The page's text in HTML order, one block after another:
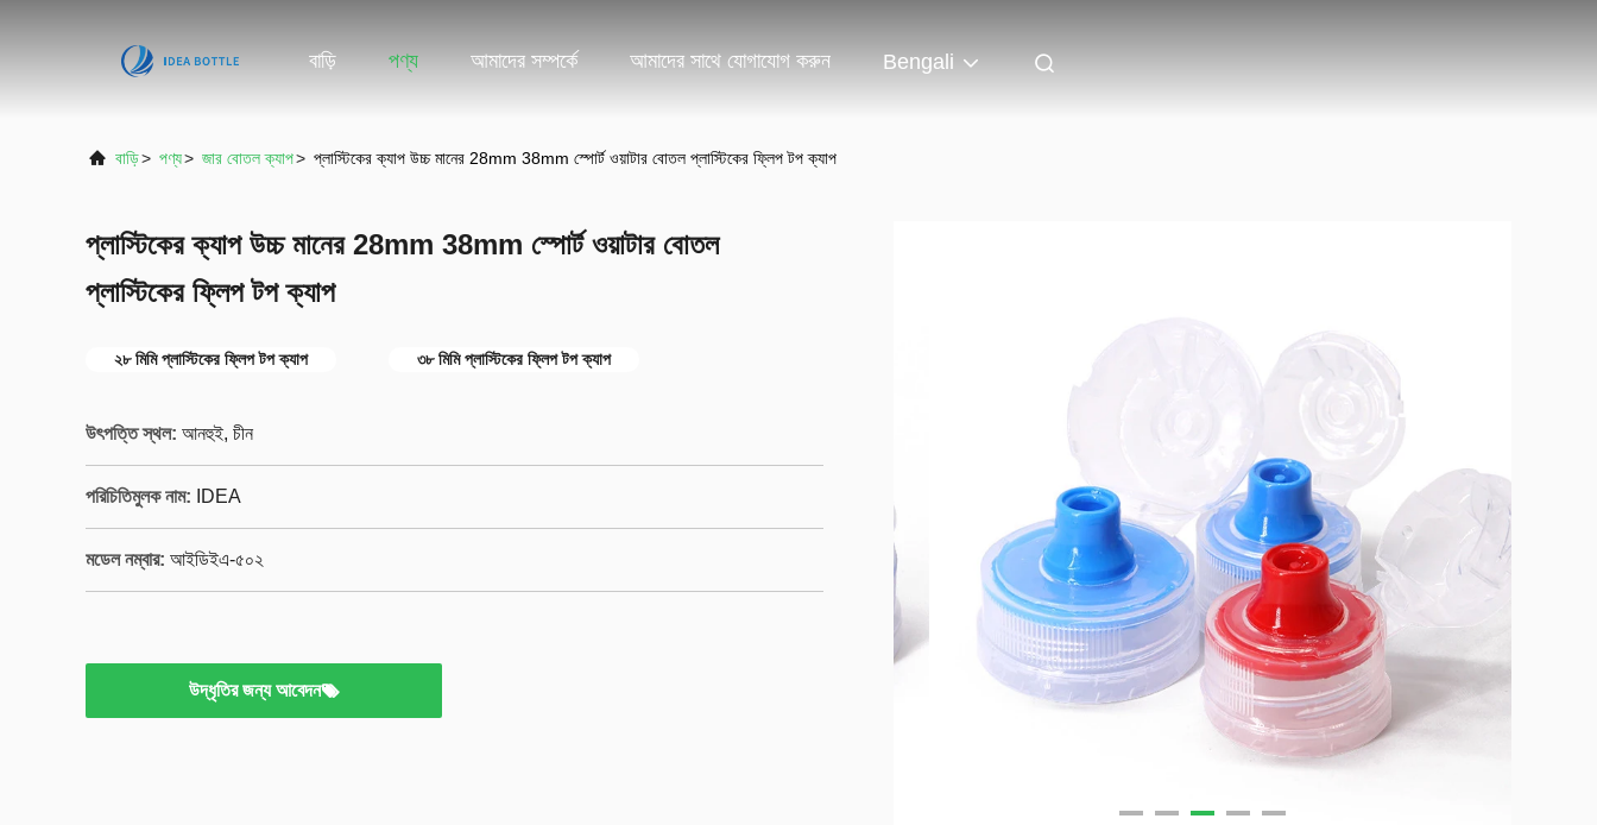
বাড়ি পণ্য আমাদের সম্পর্কে আমাদের সাথে যোগাযোগ করুন Bengali
বাড়ি> পণ্য> জার বোতল ক্যাপ> প্লাস্টিকের ক্যাপ উচ্চ মানের 28mm 38mm স্পোর্ট ওয়াটার বোতল প্লাস্টিকের ফ্লিপ টপ ক্যাপ
প্লাস্টিকের ক্যাপ উচ্চ মানের 28mm 38mm স্পোর্ট ওয়াটার বোতল
প্লাস্টিকের ফ্লিপ টপ ক্যাপ
২৮ মিমি প্লাস্টিকের ফ্লিপ টপ ক্যাপ ৩৮ মিমি প্লাস্টিকের ফ্লিপ টপ ক্যাপ
উৎপত্তি স্থল: আনহুই, চীন
পরিচিতিমুলক নাম: IDEA
মডেল নম্বার: আইডিইএ-৫০২
উদ্ধৃতির জন্য আবেদন